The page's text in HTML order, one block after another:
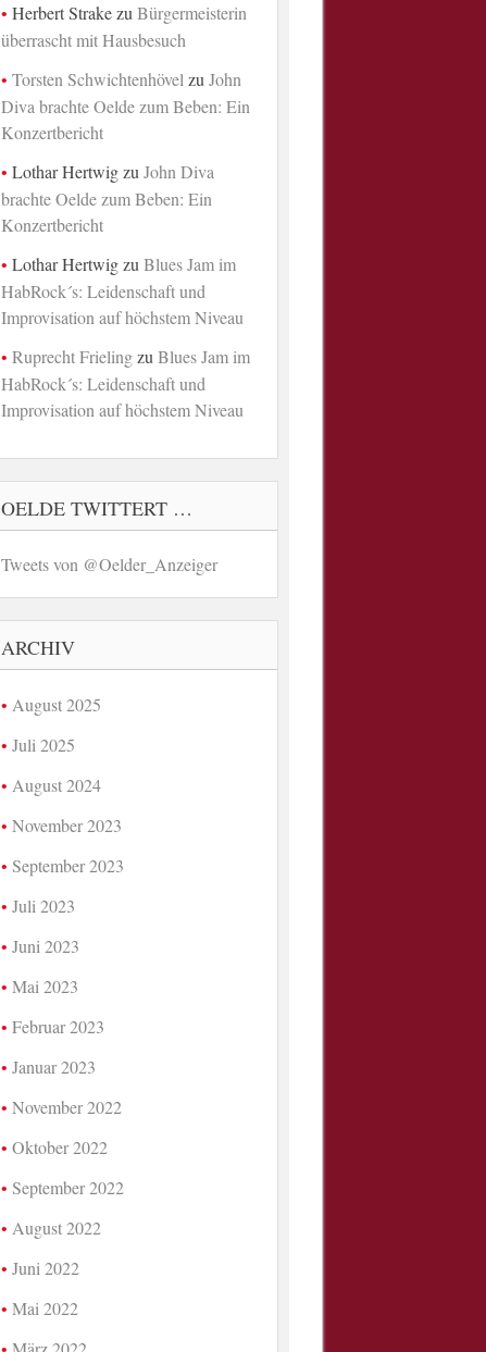
Herbert Strakezu Bürgermeisterin
überrascht mit Hausbesuch
Torsten Schwichtenhövel zu John
Diva brachte Oelde zum Beben: Ein
Konzertbericht
Lothar Hertwigzu John Diva
brachte Oelde zum Beben: Ein
Konzertbericht
Lothar Hertwigzu Blues Jam im
HabRock´s: Leidenschaft und
Improvisation auf höchstem Niveau
Ruprecht Frielingzu Blues Jam im
HabRock´s: Leidenschaft und
Improvisation auf höchstem Niveau
OELDE TWITTERT …
Tweets von @Oelder_Anzeiger
ARCHIV
August 2025
Juli 2025
August 2024
November 2023
September 2023
Juli 2023
Juni 2023
Mai 2023
Februar 2023
Januar 2023
November 2022
Oktober 2022
September 2022
August 2022
Juni 2022
Mai 2022